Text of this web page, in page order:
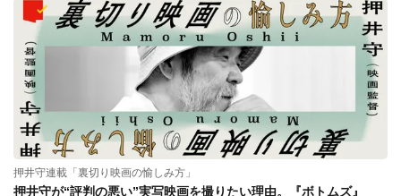
押井守連載「裏切り映画の愉しみ方」
押井守が“評判の悪い”実写映画を撮りたい理由。『ボトムズ』